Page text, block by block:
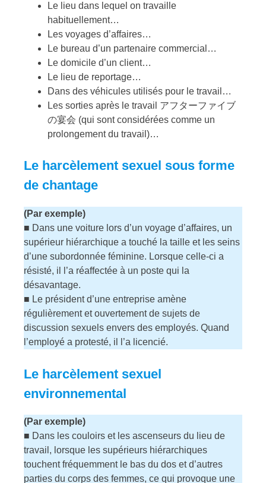
Le lieu dans lequel on travaille
habituellement…
Les voyages d’affaires…
Le bureau d’un partenaire commercial…
Le domicile d’un client…
Le lieu de reportage…
Dans des véhicules utilisés pour le travail…
Les sorties après le travail アフターファイブ
の宴会 (qui sont considérées comme un
prolongement du travail)…
Le harcèlement sexuel sous forme
de chantage
(Par exemple)
■ Dans une voiture lors d’un voyage d’affaires, un
supérieur hiérarchique a touché la taille et les seins
d’une subordonnée féminine. Lorsque celle-ci a
résisté, il l’a réaffectée à un poste qui la
désavantage.
■ Le président d’une entreprise amène
régulièrement et ouvertement de sujets de
discussion sexuels envers des employés. Quand
l’employé a protesté, il l’a licencié.
Le harcèlement sexuel
environnemental
(Par exemple)
■ Dans les couloirs et les ascenseurs du lieu de
travail, lorsque les supérieurs hiérarchiques
touchent fréquemment le bas du dos et d’autres
parties du corps des femmes, ce qui provoque une